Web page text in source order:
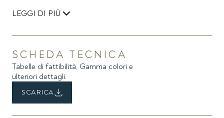
LEGGI DI PIÙ
magnete, che interfaccia in modo perfetto col giunto
magnetico del comando interno, completamente inserito
nel cassonetto. Il movimento impresso alla corda fa ruotare
i magneti che attivano la tenda.
SCHEDA TECNICA
Tabelle di fattibilità, Gamma colori e
ulteriori dettagli.
SCARICA